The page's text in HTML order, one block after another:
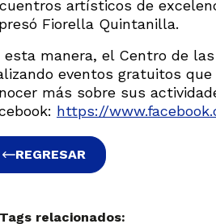
artísticos de
Fiorella Quintanilla.
esta manera, el Centro de
eventos gratuitos
más sobre sus
https://
REGRESAR
Tags relacionados: